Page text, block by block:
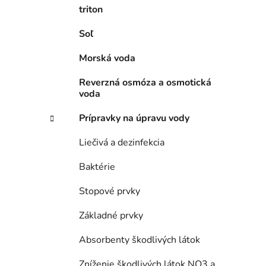
triton
Soľ
Morská voda
Reverzná osmóza a osmotická
voda
Prípravky na úpravu vody
Liečivá a dezinfekcia
Baktérie
Stopové prvky
Základné prvky
Absorbenty škodlivých látok